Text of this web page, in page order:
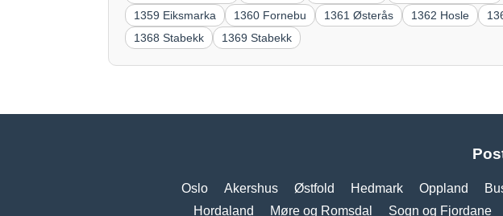
1359 Eiksmarka
1360 Fornebu 1361 Østerås 1362 Hosle
1368 Stabekk
1369 Stabekk
Oslo Akershus Østfold Hedmark Oppland
Hordaland
Møre og Romsdal Sogn og Fjordane